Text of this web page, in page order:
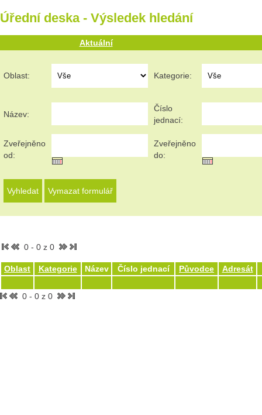
Úřední deska - Výsledek hledání
Aktuální
Oblast: Kategorie:
Název:
Číslo
jednací:
Zveřejněno
od:
Zveřejněno
do:
0 - 0 z 0
Oblast Kategorie Název Číslo jednací Původce Adresát
0 - 0 z 0